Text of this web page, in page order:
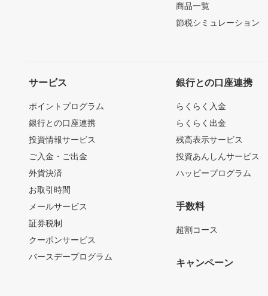
商品一覧
節税シミュレーション
サービス
ポイントプログラム
銀行との口座連携
投資情報サービス
ご入金・ご出金
外貨決済
お取引時間
メールサービス
証券税制
クーポンサービス
バースデープログラム
銀行との口座連携
らくらく入金
らくらく出金
残高表示サービス
投資あんしんサービス
ハッピープログラム
手数料
超割コース
キャンペーン